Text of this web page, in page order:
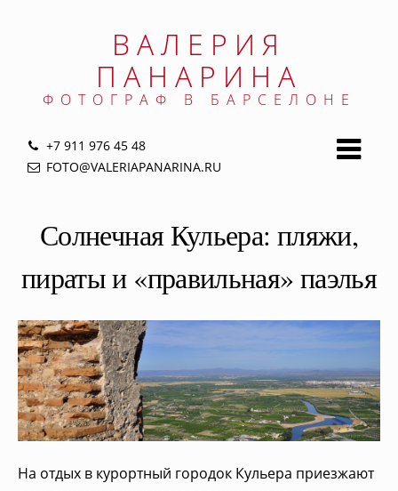
ВАЛЕРИЯ
ПАНАРИНА
ФОТОГРАФ В БАРСЕЛОНЕ
+7 911 976 45 48
FOTO@VALERIAPANARINA.RU
Солнечная Кульера: пляжи,
пираты и «правильная» паэлья
На отдых в курортный городок Кульера приезжают